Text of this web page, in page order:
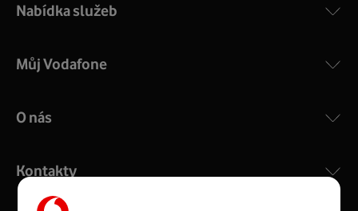
Nabídka služeb
Můj Vodafone
O nás
Kontakty